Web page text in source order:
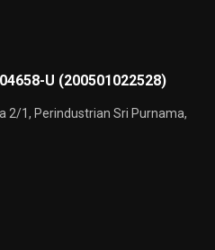
U (200501022528)
2/1, Perindustrian Sri Purnama,